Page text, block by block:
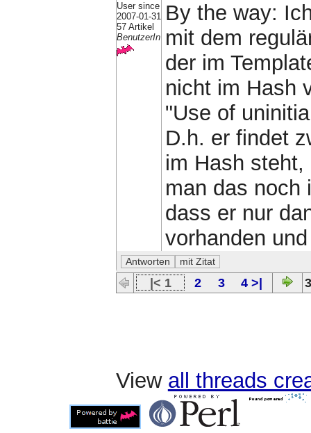
User since
2007-01-31
57 Artikel
BenutzerIn
By the way:
mit dem
der im
nicht im Hash
"Use of
D.h. er findet
im Hash
man das noch
dass er nur
vorhanden
|< 1 2 3 4 >|
View all threads